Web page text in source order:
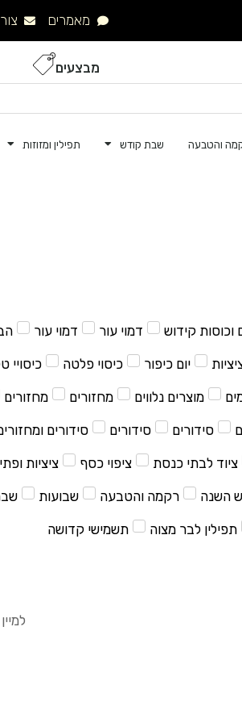
מאמרים
מבצעים
והטבעה שבת קודש תפילין ומזוזות
וכוסות קידוש דמוי עור דמוי עור
יום כיפור כיסוי פלטה כיסויי
מוצרים נלווים מחזורים מחזורים
סידורים סידורים סידורים
ציוד לבתי כנסת ציפוי כסף ציציות
השנה רקמה והטבעה שבועות
תפילין לבר מצוה תשמישי קדושה